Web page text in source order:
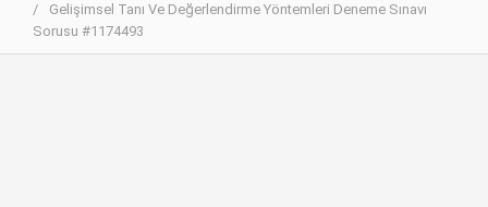
Gelişimsel Tanı Ve Değerlendirme Yöntemleri Deneme Sınavı
Sorusu #1174493